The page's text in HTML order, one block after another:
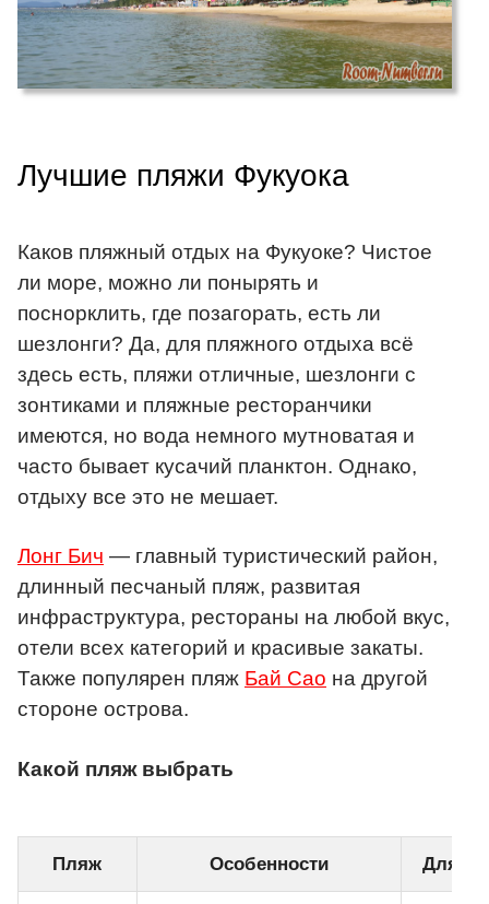
Лучшие пляжи Фукуока
Каков пляжный отдых на Фукуоке? Чистое
ли море, можно ли понырять и
поснорклить, где позагорать, есть ли
шезлонги? Да, для пляжного отдыха всё
здесь есть, пляжи отличные, шезлонги с
зонтиками и пляжные ресторанчики
имеются, но вода немного мутноватая и
часто бывает кусачий планктон. Однако,
отдыху все это не мешает.
Лонг Бич — главный туристический район,
длинный песчаный пляж, развитая
инфраструктура, рестораны на любой вкус,
отели всех категорий и красивые закаты.
Также популярен пляж Бай Сао на другой
стороне острова.
Какой пляж выбрать
Пляж Особенности Для